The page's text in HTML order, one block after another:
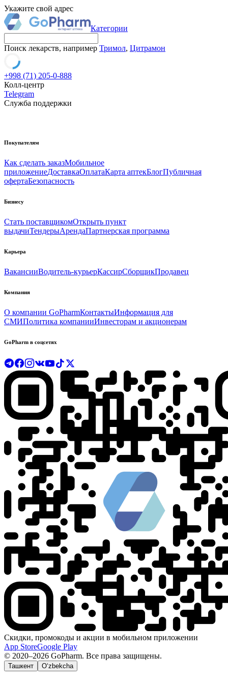
Укажите свой адрес
Категории
Поиск лекарств, например Тримол, Цитрамон
+998 (71) 205-0-888
Колл-центр
Telegram
Служба поддержки
Покупателям
Как сделать заказМобильное
приложениеДоставкаОплатаКарта аптекБлогПубличная
офертаБезопасность
Бизнесу
Стать поставщикомОткрыть пункт
выдачиТендерыАрендаПартнерская программа
Карьера
ВакансииВодитель-курьерКассирСборщикПродавец
Компания
О компании GoPharmКонтактыИнформация для
СМИПолитика компанииИнвесторам и акционерам
GoPharm в соцсетях
Скидки, промокоды и акции в мобильном приложении
App StoreGoogle Play
© 2020–2026 GoPharm. Все права защищены.
Ташкент O‘zbekcha